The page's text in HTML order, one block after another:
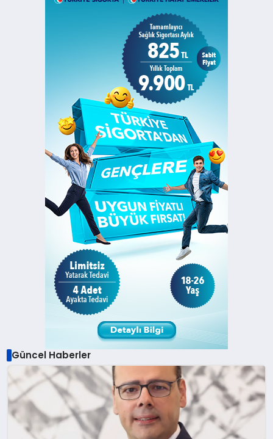
Güncel Haberler